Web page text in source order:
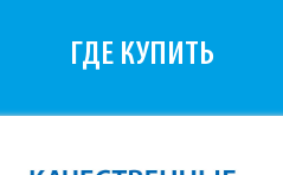
ГДЕ КУПИТЬ